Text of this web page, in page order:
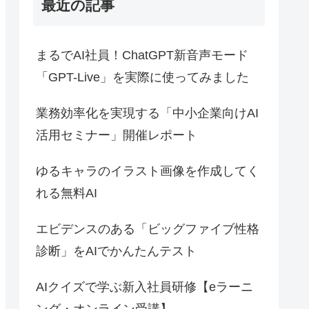
最近の記事
まるでAI社員！ChatGPT新音声モード
「GPT-Live」を実際に使ってみました
業務効率化を実現する「中小企業向けAI
活用セミナー」開催レポート
ゆるキャラのイラスト画像を作成してく
れる無料AI
エビデンスのある「ビッグファイブ性格
診断」をAIでかんたんテスト
AIクイズで学ぶ新入社員研修【eラーニ